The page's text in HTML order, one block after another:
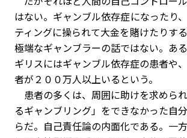
はない。ギャンブル依存症になったり
ティングに操られて大金を賭けたりす
極端なギャンブラーの話ではない。あ
ギリスにはギャンブル依存症の患者や
者が２００万人以上いるという。
患者の多くは、周囲に助けを求めら
るギャンブリング」をできなかった自
らだ。自己責任論の内面化である。一